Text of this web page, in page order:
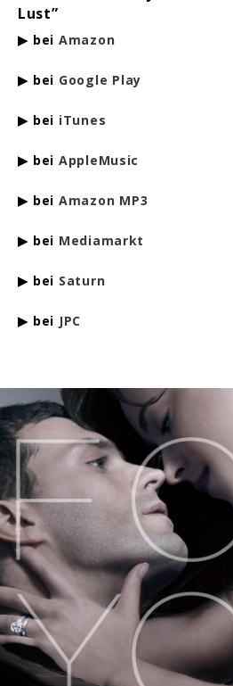
Lust”
▶beiAmazon
▶bei Google Play
▶bei iTunes
▶beiAppleMusic
▶beiAmazon MP3
▶bei Mediamarkt
▶bei Saturn
▶bei JPC